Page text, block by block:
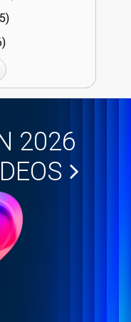
2026